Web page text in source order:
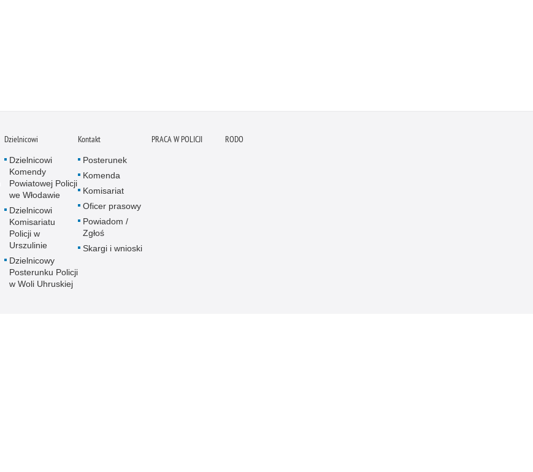
Dzielnicowi
Dzielnicowi
Komendy
Powiatowej Policji
we Włodawie
Dzielnicowi
Komisariatu
Policji w
Urszulinie
Dzielnicowy
Posterunku Policji
w Woli Uhruskiej
Kontakt
Posterunek
Komenda
Komisariat
Oficer prasowy
Powiadom /
Zgłoś
Skargi i wnioski
PRACA W POLICJI RODO